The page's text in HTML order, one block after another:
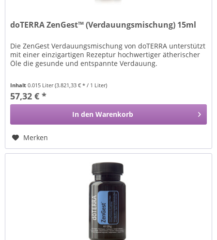
doTERRA ZenGest™ (Verdauungsmischung) 15ml
Die ZenGest Verdauungsmischung von doTERRA unterstützt
mit einer einzigartigen Rezeptur hochwertiger ätherischer
Öle die gesunde und entspannte Verdauung.
Inhalt0.015 Liter(3.821,33 € * / 1 Liter)
57,32 € *
In den Warenkorb
Merken